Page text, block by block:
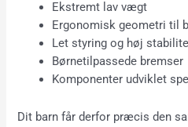
Ekstremt lav vægt
Ergonomisk geometri til
Let styring og høj
Børnetilpassede bremser
Komponenter udviklet
Dit barn får derfor præcis den